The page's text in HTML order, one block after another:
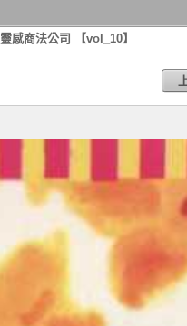
靈感商法公司 【vol_10】